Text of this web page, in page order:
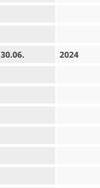
30.06. 2024